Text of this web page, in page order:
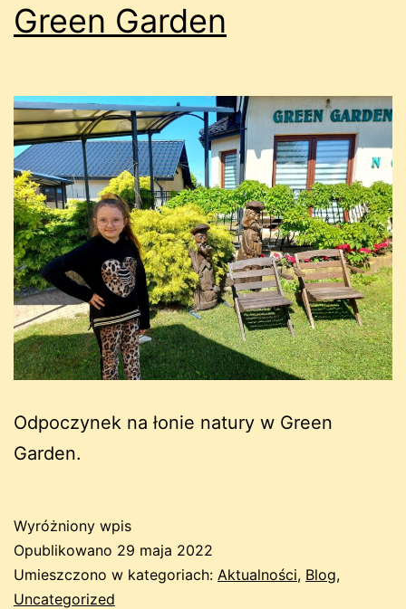
Green Garden
Odpoczynek na łonie natury w Green
Garden.
Wyróżniony wpis
Opublikowano 29 maja 2022
Umieszczono w kategoriach: Aktualności, Blog,
Uncategorized